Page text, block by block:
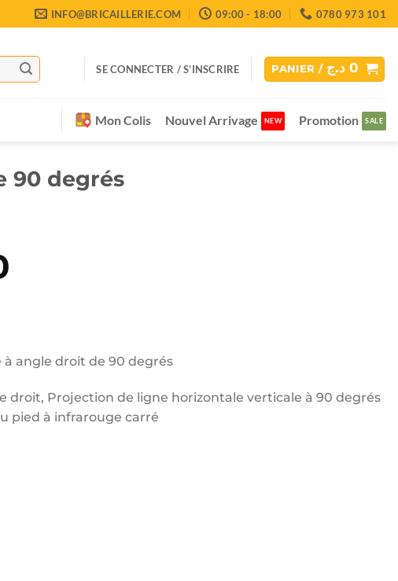
INFO@BRICAILLERIE.COM 09:00 - 18:00 0780 973 101
SE CONNECTER / S’INSCRIRE PANIER / 0 د.ج
Mon Colis Nouvel Arrivage Promotion
90 degrés
à angle droit de 90 degrés
droit, Projection de ligne horizontale verticale à 90 degrés
pied à infrarouge carré